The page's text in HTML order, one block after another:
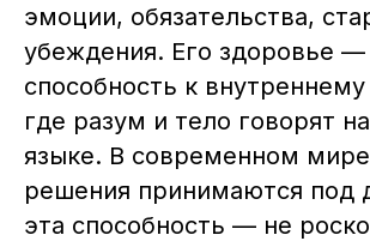
эмоции, обязательства,
убеждения. Его здоровье —
способность к внутреннему
где разум и тело говорят
языке. В современном
решения принимаются под
эта способность — не
Договор-оферта
Декларация качества,
безопасности и экологичности
продукта